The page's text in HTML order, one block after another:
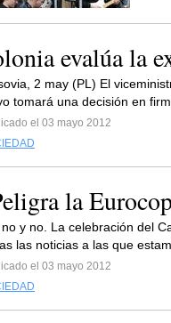
evalúa la
2 may (PL) El
tomará una decisión en
el 03 mayo 2012
la
no y no. La celebración del
las noticias a las que
el 03 mayo 2012